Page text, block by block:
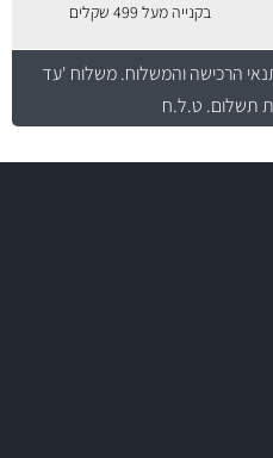
בקנייה מעל 499 שקלים
הרכישה והמשלוח. משלוח 'עד
תשלום. ט.ל.ח